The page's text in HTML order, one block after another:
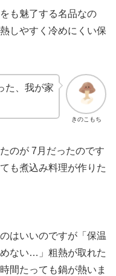
も魅了する名品なの
しやすく冷めにくい保
きのこもち
た、我が家
のが 7月だったのです
も煮込み料理が作りた
はいいのですが「保温
ない…」粗熱が取れた
間たっても鍋が熱いま